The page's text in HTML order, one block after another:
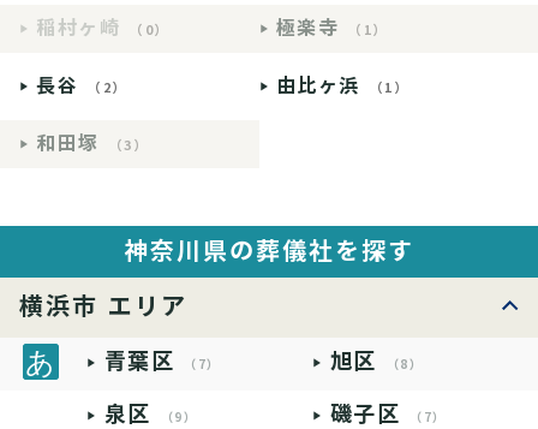
稲村ヶ崎 （0） 極楽寺 （1）
長谷 （2） 由比ヶ浜 （1）
和田塚 （3）
神奈川県の葬儀社を探す
横浜市 エリア
青葉区 （7） 旭区 （8）
泉区 （9） 磯子区 （7）